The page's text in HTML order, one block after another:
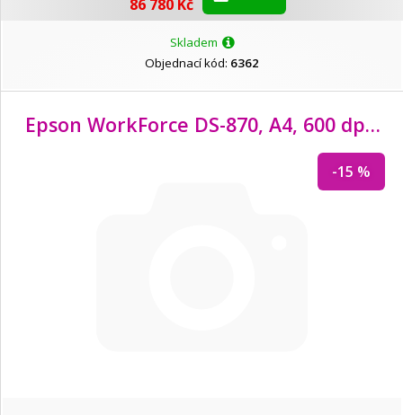
86 780 Kč
Skladem
Objednací kód: 6362
Epson WorkForce DS-870, A4, 600 dpi, USB
-15 %